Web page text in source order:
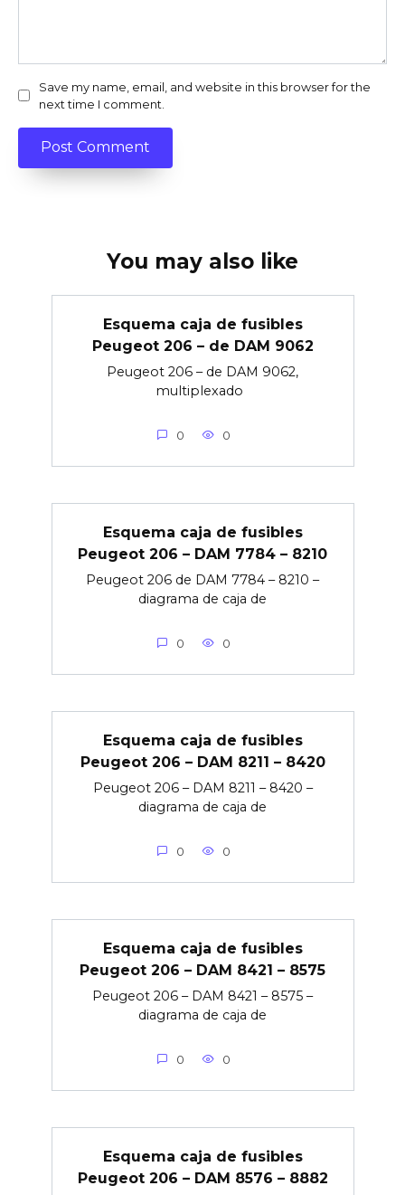
Save my name, email, and website in this browser for the
next time I comment.
You may also like
Esquema caja de fusibles
Peugeot 206 – de DAM 9062
Peugeot 206 – de DAM 9062,
multiplexado
0 0
Esquema caja de fusibles
Peugeot 206 – DAM 7784 – 8210
Peugeot 206 de DAM 7784 – 8210 –
diagrama de caja de
0 0
Esquema caja de fusibles
Peugeot 206 – DAM 8211 – 8420
Peugeot 206 – DAM 8211 – 8420 –
diagrama de caja de
0 0
Esquema caja de fusibles
Peugeot 206 – DAM 8421 – 8575
Peugeot 206 – DAM 8421 – 8575 –
diagrama de caja de
0 0
Esquema caja de fusibles
Peugeot 206 – DAM 8576 – 8882